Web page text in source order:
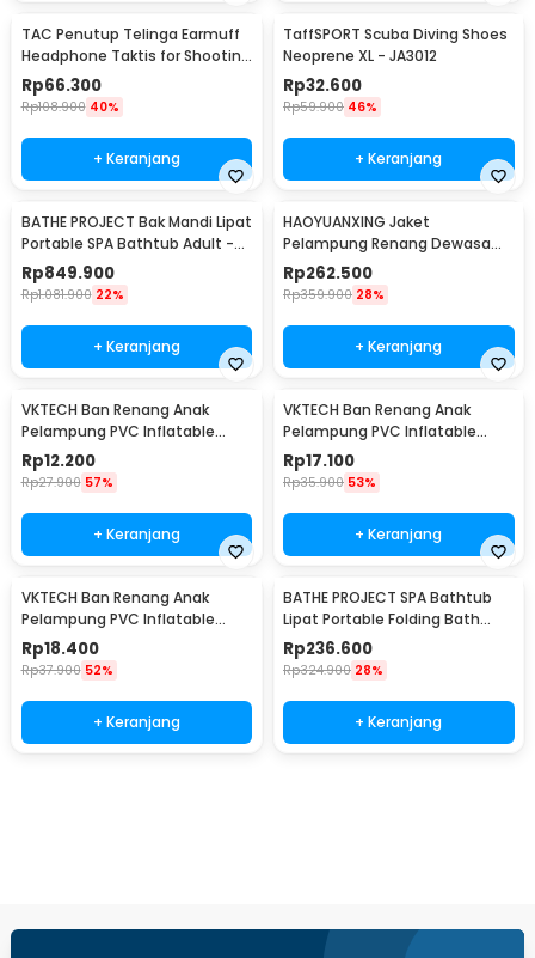
TAC Penutup Telinga Earmuff
Headphone Taktis for Shooting
- TAC36
Rp66.300
Rp108.900 40%
+ Keranjang
TaffSPORT Scuba Diving Shoes
Neoprene XL - JA3012
Rp32.600
Rp59.900 46%
+ Keranjang
BATHE PROJECT Bak Mandi Lipat
Portable SPA Bathtub Adult -
KY-18
Rp849.900
Rp1.081.900 22%
+ Keranjang
HAOYUANXING Jaket
Pelampung Renang Dewasa
Life Jacket Water Sport Vest M
- JR-38
Rp262.500
Rp359.900 28%
+ Keranjang
VKTECH Ban Renang Anak
Pelampung PVC Inflatable
Swimming Ring 60cm - V03
Rp12.200
Rp27.900 57%
+ Keranjang
VKTECH Ban Renang Anak
Pelampung PVC Inflatable
Swimming Ring 80cm - V03
Rp17.100
Rp35.900 53%
+ Keranjang
VKTECH Ban Renang Anak
Pelampung PVC Inflatable
Swimming Ring 70cm - V03
Rp18.400
Rp37.900 52%
+ Keranjang
BATHE PROJECT SPA Bathtub
Lipat Portable Folding Bath
110x60x50cm - 18403
Rp236.600
Rp324.900 28%
+ Keranjang